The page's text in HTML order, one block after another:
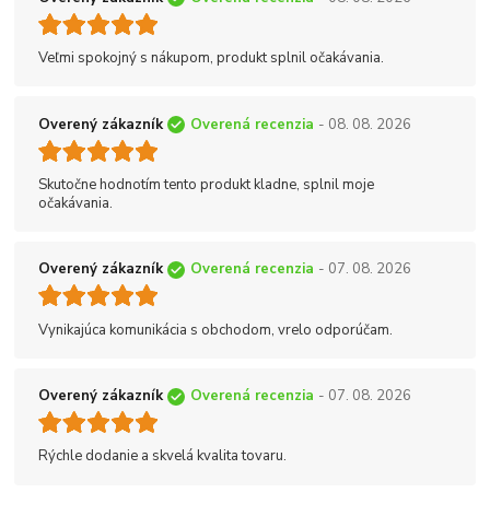
Veľmi spokojný s nákupom, produkt splnil očakávania.
Overený zákazník Overená recenzia - 08. 08. 2026
Skutočne hodnotím tento produkt kladne, splnil moje
očakávania.
Overený zákazník Overená recenzia - 07. 08. 2026
Vynikajúca komunikácia s obchodom, vrelo odporúčam.
Overený zákazník Overená recenzia - 07. 08. 2026
Rýchle dodanie a skvelá kvalita tovaru.